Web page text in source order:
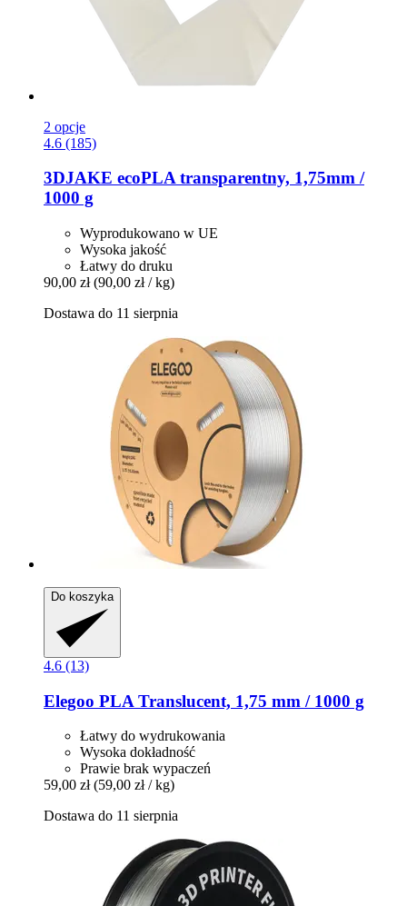
2 opcje
4.6 (185)
3DJAKE ecoPLA transparentny, 1,75mm /
1000 g
Wyprodukowano w UE
Wysoka jakość
Łatwy do druku
90,00 zł (90,00 zł / kg)
Dostawa do 11 sierpnia
Do koszyka
4.6 (13)
Elegoo PLA Translucent, 1,75 mm / 1000 g
Łatwy do wydrukowania
Wysoka dokładność
Prawie brak wypaczeń
59,00 zł (59,00 zł / kg)
Dostawa do 11 sierpnia